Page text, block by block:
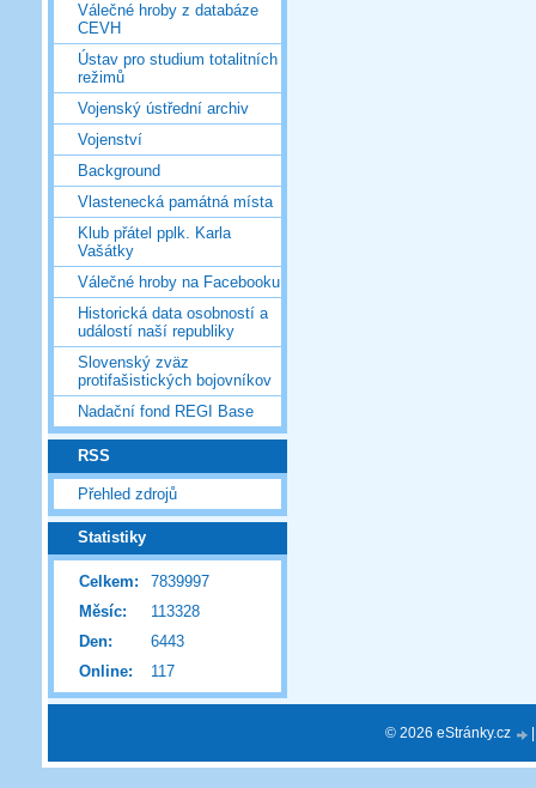
Válečné hroby z databáze
CEVH
Ústav pro studium totalitních
režimů
Vojenský ústřední archiv
Vojenství
Background
Vlastenecká památná místa
Klub přátel pplk. Karla
Vašátky
Válečné hroby na Facebooku
Historická data osobností a
událostí naší republiky
Slovenský zväz
protifašistických bojovníkov
Nadační fond REGI Base
RSS
Přehled zdrojů
Statistiky
Online: 117
Celkem:
7839997
Měsíc:
113328
Den:
6443
© 2026 eStránky.cz